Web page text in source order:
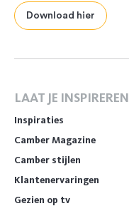
Download hier
LAAT JE INSPIREREN
Inspiraties
Camber Magazine
Camber stijlen
Klantenervaringen
Gezien op tv